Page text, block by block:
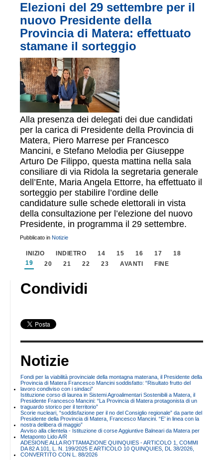
Elezioni del 29 settembre per il
nuovo Presidente della
Provincia di Matera: effettuato
stamane il sorteggio
Alla presenza dei delegati dei due candidati
per la carica di Presidente della Provincia di
Matera, Piero Marrese per Francesco
Mancini, e Stefano Melodia per Giuseppe
Arturo De Filippo, questa mattina nella sala
consiliare di via Ridola la segretaria generale
dell’Ente, Maria Angela Ettorre, ha effettuato il
sorteggio per stabilire l’ordine delle
candidature sulle schede elettorali in vista
della consultazione per l’elezione del nuovo
Presidente, in programma il 29 settembre.
Pubblicato in Notizie
INIZIO INDIETRO 14 15 16 17
18
19
20 21 22 23 AVANTI FINE
Condividi
Notizie
Fondi per la viabilità provinciale della montagna materana, il Presidente della
Provincia di Matera Francesco Mancini soddisfatto: “Risultato frutto del
lavoro condiviso con i sindaci”
Istituzione corso di laurea in Sistemi Agroalimentari Sostenibili a Matera, il
Presidente Francesco Mancini: “La Provincia di Matera protagonista di un
traguardo storico per il territorio”
Scorie nucleari, “soddisfazione per il no del Consiglio regionale” da parte del
Presidente della Provincia di Matera, Francesco Mancini. “E’ in linea con la
nostra delibera di maggio”
Avviso alla clientela - Istituzione di corse Aggiuntive Balneari da Matera per
Metaponto Lido A/R
ADESIONE ALLA ROTTAMAZIONE QUINQUIES - ARTICOLO 1, COMMI
DA 82 A 101, L. N. 199/2025 E ARTICOLO 10 QUINQUIES, DL 38/2026,
CONVERTITO CON L. 88/2026